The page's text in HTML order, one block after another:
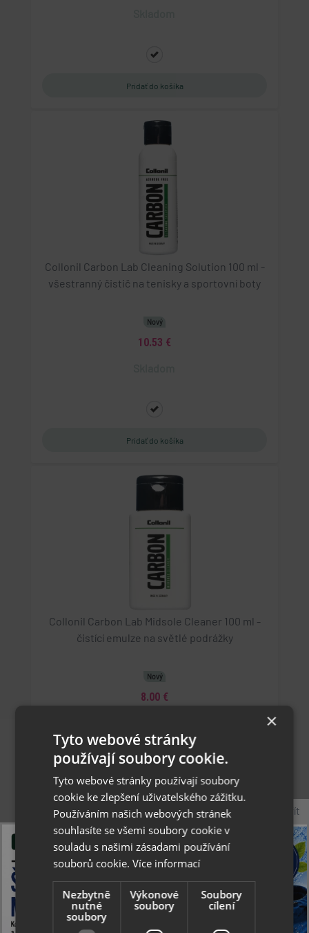
Collonil Carbon Lab Cleaning Solution 100 ml -
všestranný čistič na tenisky a sportovní boty
Nový
10.53 €
Collonil Carbon Lab Midsole Cleaner 100 ml -
čistící emulze na světlé podrážky
Nový
8.00 €
Zavřít
×
Tyto webové stránky
používají soubory cookie.
Tyto webové stránky používají soubory
cookie ke zlepšení uživatelského zážitku.
Používáním našich webových stránek
souhlasíte se všemi soubory cookie v
souladu s našimi zásadami používání
souborů cookie. Více informací
Nezbytně
nutné
soubory
Výkonové
soubory
Soubory
cílení